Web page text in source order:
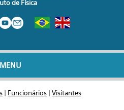
de Física
MENU
| Funcionários | Visitantes